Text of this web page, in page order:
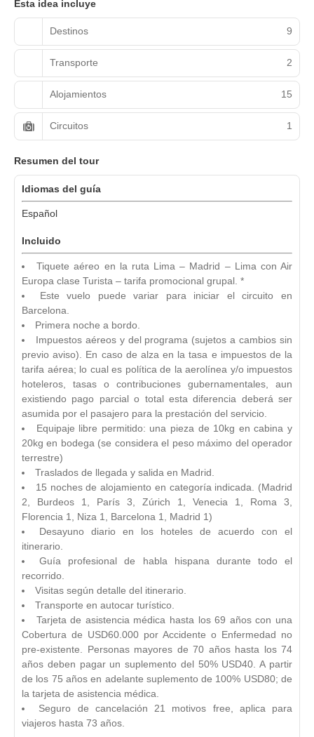
Esta idea incluye
Destinos 9
Transporte 2
Alojamientos 15
Circuitos 1
Resumen del tour
Idiomas del guía
Español
Incluido
Tiquete aéreo en la ruta Lima – Madrid – Lima con Air
Europa clase Turista – tarifa promocional grupal. *
Este vuelo puede variar para iniciar el circuito en
Barcelona.
Primera noche a bordo.
Impuestos aéreos y del programa (sujetos a cambios sin
previo aviso). En caso de alza en la tasa e impuestos de la
tarifa aérea; lo cual es política de la aerolínea y/o impuestos
hoteleros, tasas o contribuciones gubernamentales, aun
existiendo pago parcial o total esta diferencia deberá ser
asumida por el pasajero para la prestación del servicio.
Equipaje libre permitido: una pieza de 10kg en cabina y
20kg en bodega (se considera el peso máximo del operador
terrestre)
Traslados de llegada y salida en Madrid.
15 noches de alojamiento en categoría indicada. (Madrid
2, Burdeos 1, París 3, Zúrich 1, Venecia 1, Roma 3,
Florencia 1, Niza 1, Barcelona 1, Madrid 1)
Desayuno diario en los hoteles de acuerdo con el
itinerario.
Guía profesional de habla hispana durante todo el
recorrido.
Visitas según detalle del itinerario.
Transporte en autocar turístico.
Tarjeta de asistencia médica hasta los 69 años con una
Cobertura de USD60.000 por Accidente o Enfermedad no
pre-existente. Personas mayores de 70 años hasta los 74
años deben pagar un suplemento del 50% USD40. A partir
de los 75 años en adelante suplemento de 100% USD80; de
la tarjeta de asistencia médica.
Seguro de cancelación 21 motivos free, aplica para
viajeros hasta 73 años.